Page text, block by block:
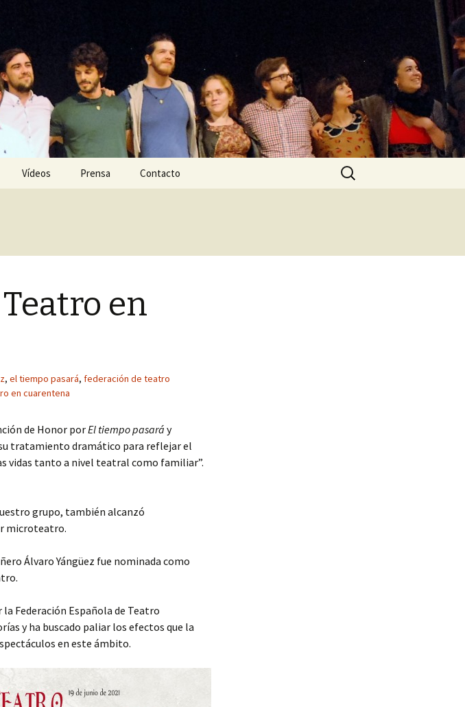
Vídeos Prensa
Año 2017
Año 2012
Contacto
Buscar:
en
, el tiempo pasará, federación de teatro
en cuarentena
de Honor porEl tiempo pasará y
tratamiento dramático para reflejar el
vidas tanto a nivel teatral como familiar”.
grupo, también alcanzó
microteatro.
Álvaro Yángüez fue nominada como
Federación Española de Teatro
y ha buscado paliar los efectos que la
en este ámbito.